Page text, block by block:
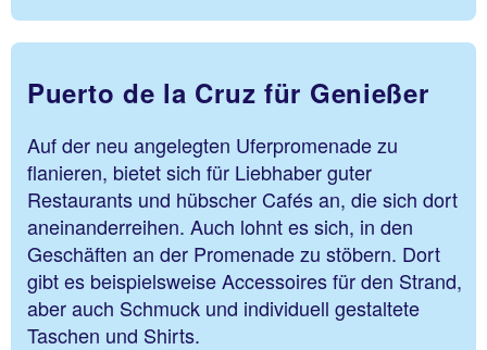
Puerto de la Cruz für Genießer
Auf der neu angelegten Uferpromenade zu
flanieren, bietet sich für Liebhaber guter
Restaurants und hübscher Cafés an, die sich dort
aneinanderreihen. Auch lohnt es sich, in den
Geschäften an der Promenade zu stöbern. Dort
gibt es beispielsweise Accessoires für den Strand,
aber auch Schmuck und individuell gestaltete
Taschen und Shirts.